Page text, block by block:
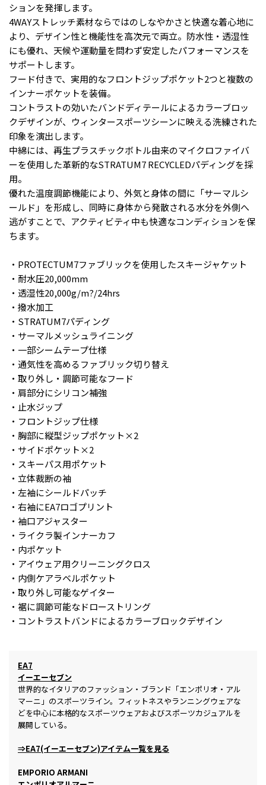
ションを発揮します。
4WAYストレッチ素材ならではのしなやかさと快適な着心地に
より、デザイン性と機能性を高次元で両立。防水性・透湿性
にも優れ、天候や運動量を問わず安定したパフォーマンスを
サポートします。
フード付きで、実用的なフロントジップポケット2つと複数の
インナーポケットを装備。
コントラストの効いたバンドディテールによるカラーブロッ
クデザインが、ウィンタースポーツシーンに映える洗練された
印象を演出します。
中綿には、再生プラスチックボトル由来のマイクロファイバ
ーを使用した革新的なSTRATUM7 RECYCLEDパディングを採
用。
優れた温度調節機能により、外気と身体の間に「サーマルシ
ールド」を形成し、同時に身体から発散される水分を外側へ
逃がすことで、アクティビティ中も快適なコンディションを保
ちます。
・PROTECTUM7ファブリックを使用したスキージャケット
・耐水圧20,000mm
・透湿性20,000g/m?/24hrs
・撥水加工
・STRATUM7パディング
・サーマルメッシュライニング
・一部シームテープ仕様
・通気性を高めるファブリック切り替え
・取り外し・調節可能なフード
・肩部分にシリコン補強
・止水ジップ
・フロントジップ仕様
・胸部に縦型ジップポケット×2
・サイドポケット×2
・スキーパス用ポケット
・立体裁断の袖
・左袖にシールドパッチ
・右袖にEA7ロゴプリント
・袖口アジャスター
・ライクラ製インナーカフ
・内ポケット
・アイウェア用クリーニングクロス
・内側ケアラベルポケット
・取り外し可能なゲイター
・裾に調節可能なドローストリング
・コントラストバンドによるカラーブロックデザイン
EA7
イーエーセブン
世界的なイタリアのファッション・ブランド「エンポリオ・アル
マーニ」のスポーツライン。フィットネスやランニングウェアな
どを中心に本格的なスポーツウェアおよびスポーツカジュアルを
展開している。
⇒EA7(イーエーセブン)アイテム一覧を見る
EMPORIO ARMANI